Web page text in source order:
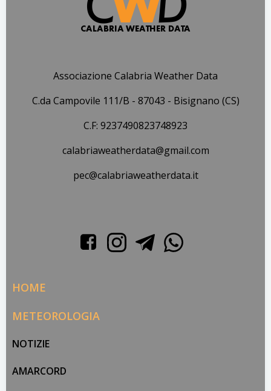
Associazione Calabria Weather Data
C.da Campovile 111/B - 87043 - Bisignano (CS)
C.F: 9237490823748923
calabriaweatherdata@gmail.com
pec@calabriaweatherdata.it
HOME
METEOROLOGIA
NOTIZIE
AMARCORD